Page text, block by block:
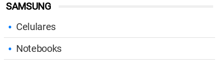
SAMSUNG
Celulares
Notebooks